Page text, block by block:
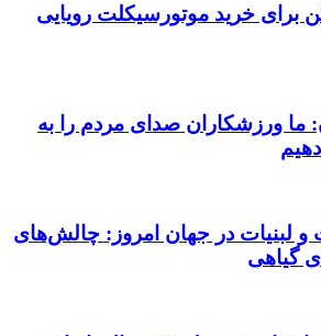
خرید موتورسیکلت رویایی
ما ورزشکاران صدای مردم را به
در جهان امروز: چالش‌های
گیاهی